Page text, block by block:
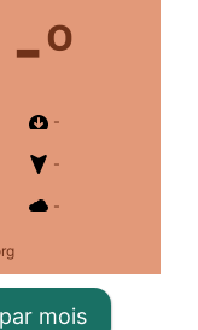
-º
-
-
-
mois